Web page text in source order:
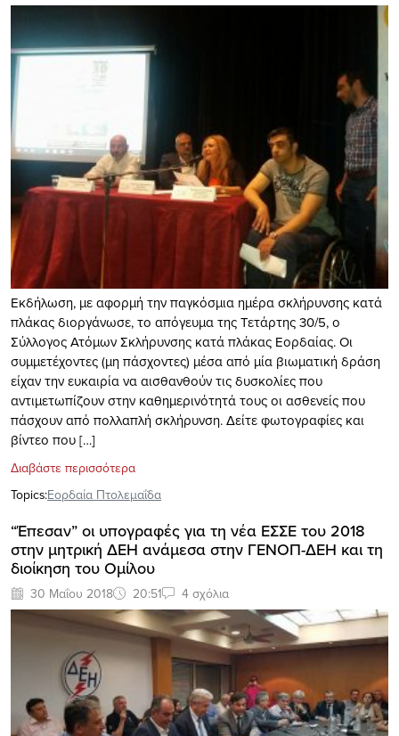
Εκδήλωση, με αφορμή την παγκόσμια ημέρα σκλήρυνσης κατά
πλάκας διοργάνωσε, το απόγευμα της Τετάρτης 30/5, ο
Σύλλογος Ατόμων Σκλήρυνσης κατά πλάκας Εορδαίας. Οι
συμμετέχοντες (μη πάσχοντες) μέσα από μία βιωματική δράση
είχαν την ευκαιρία να αισθανθούν τις δυσκολίες που
αντιμετωπίζουν στην καθημερινότητά τους οι ασθενείς που
πάσχουν από πολλαπλή σκλήρυνση. Δείτε φωτογραφίες και
βίντεο που […]
Διαβάστε περισσότερα
Topics:Εορδαία Πτολεμαΐδα
“Έπεσαν” οι υπογραφές για τη νέα ΕΣΣΕ του 2018
στην μητρική ΔΕΗ ανάμεσα στην ΓΕΝΟΠ-ΔΕΗ και τη
διοίκηση του Ομίλου
30 Μαΐου 2018 20:51 4 σχόλια